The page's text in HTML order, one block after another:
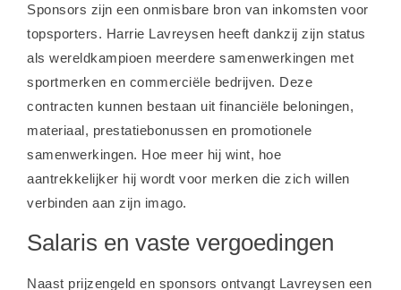
Sponsors zijn een onmisbare bron van inkomsten voor
topsporters. Harrie Lavreysen heeft dankzij zijn status
als wereldkampioen meerdere samenwerkingen met
sportmerken en commerciële bedrijven. Deze
contracten kunnen bestaan uit financiële beloningen,
materiaal, prestatiebonussen en promotionele
samenwerkingen. Hoe meer hij wint, hoe
aantrekkelijker hij wordt voor merken die zich willen
verbinden aan zijn imago.
Salaris en vaste vergoedingen
Naast prijzengeld en sponsors ontvangt Lavreysen een